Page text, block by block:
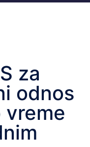
za
odnos
vreme